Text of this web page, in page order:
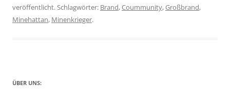
veröffentlicht. Schlagwörter: Brand,Coummunity,Großbrand,
Minehattan, Minenkrieger.
ÜBER UNS: